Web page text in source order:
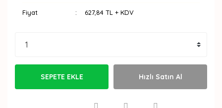
Fiyat 627,84 TL + KDV
SEPETE EKLE Hızlı Satın Al